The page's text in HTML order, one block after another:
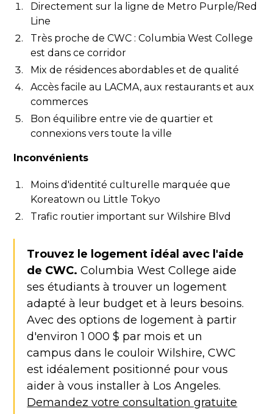
Directement sur la ligne de Metro Purple/Red
Line
Très proche de CWC : Columbia West College
est dans ce corridor
Mix de résidences abordables et de qualité
Accès facile au LACMA, aux restaurants et aux
commerces
Bon équilibre entre vie de quartier et
connexions vers toute la ville
Inconvénients
Moins d'identité culturelle marquée que
Koreatown ou Little Tokyo
Trafic routier important sur Wilshire Blvd
Trouvez le logement idéal avec l'aide
de CWC. Columbia West College aide
ses étudiants à trouver un logement
adapté à leur budget et à leurs besoins.
Avec des options de logement à partir
d'environ 1 000 $ par mois et un
campus dans le couloir Wilshire, CWC
est idéalement positionné pour vous
aider à vous installer à Los Angeles.
Demandez votre consultation gratuite